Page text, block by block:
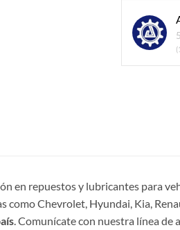
en repuestos y lubricantes para
como Chevrolet, Hyundai, Kia,
. Comunícate con nuestra línea de